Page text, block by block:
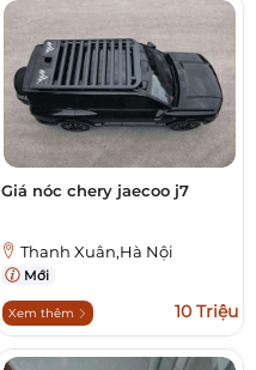
Giá nóc chery jaecoo j7
Thanh Xuân,Hà Nội
Mới
Xem thêm 10 Triệu